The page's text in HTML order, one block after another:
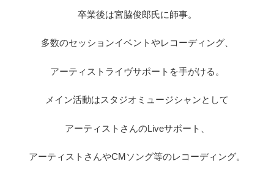
卒業後は宮脇俊郎氏に師事。
多数のセッションイベントやレコーディング、
アーティストライヴサポートを手がける。
メイン活動はスタジオミュージシャンとして
アーティストさんのLiveサポート、
アーティストさんやCMソング等のレコーディング。